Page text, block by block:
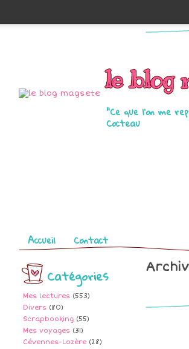
le blog
"Ce que l'on me
Cocteau
Pages
Accueil Contact
Catégories
Mes lectures (553)
Divers (80)
Scrapbooking (55)
Mes voyages (31)
Cévennes-Lozère (28)